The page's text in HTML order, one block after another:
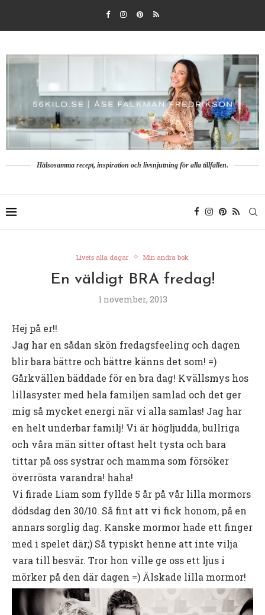
Hälsosamma recept, inspiration och livsnjutning för alla tillfällen.
Livets alla dagar Min andra bok
En väldigt BRA fredag!
1 november, 2013
Hej på er!!
Jag har en sådan skön fredagsfeeling och dagen
blir bara bättre och bättre känns det som! =)
Gårkvällen bäddade för en bra dag! Kvällsmys hos
lillasyster med hela familjen samlad och det ger
mig så mycket energi när vi alla samlas! Jag har
en helt underbar familj! Vi är högljudda, bullriga
och våra män sitter oftast helt tysta och bara
tittar på oss systrar och mamma som försöker
överrösta varandra! haha!
Vi firade Liam som fyllde 5 år på vår lilla mormors
dödsdag den 30/10. Så fint att vi fick honom, på en
annars sorglig dag. Kanske mormor hade ett finger
med i spelet där;) Så typiskt henne att inte vilja
vara till besvär. Tror hon ville ge oss ett ljus i
mörker på den där dagen =) Älskade lilla mormor!